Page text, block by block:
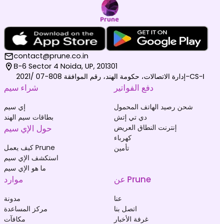
contact@prune.co.in
B-6 Sector 4 Noida, UP, 201301
إدارة الاتصالات، حكومة الهند، رقم الموافقة 808-07 /2021-CS-I
شراء سيم
إي سيم
بطاقات سيم الهند
حول الإي سيم
كيف يعمل Prune
استكشف الإي سيم
ما هو الإي سيم
دفع الفواتير
شحن رصيد الهاتف المحمول
دي تي إتش
إنترنت النطاق العريض
كهرباء
تأمين
موارد
مدونة
مركز المساعدة
مكافآت
عن Prune
عنا
اتصل بنا
غرفة الأخبار